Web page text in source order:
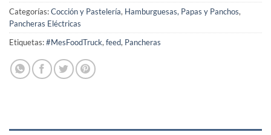
Categorías:Cocción y Pastelería, Hamburguesas, Papas y Panchos,
Pancheras Eléctricas
Etiquetas:#MesFoodTruck, feed, Pancheras